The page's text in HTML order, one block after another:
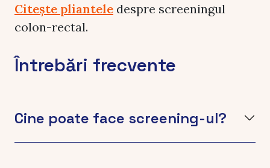
Citește pliantele despre screeningul
colon-rectal.
Întrebări frecvente
Cine poate face screening-ul?